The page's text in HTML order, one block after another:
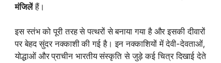
मंजिलेंहैं।
इस स्तंभ को पूरी तरह से पत्थरों से बनाया गया है और इसकी दीवारों
पर बेहद सुंदर नक्काशी की गई है। इन नक्काशियों में देवी-देवताओं,
योद्धाओं और प्राचीन भारतीय संस्कृति से जुड़े कई चित्र दिखाई देते